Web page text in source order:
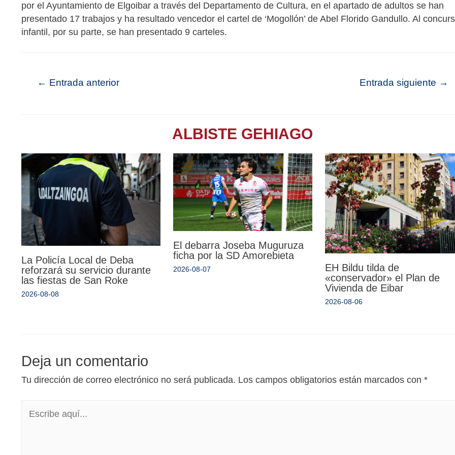
por el Ayuntamiento de Elgoibar a través del Departamento de Cultura, en el apartado de adultos se han
presentado 17 trabajos y ha resultado vencedor el cartel de ‘Mogollón’ de Abel Florido Gandullo. Al
infantil, por su parte, se han presentado 9 carteles.
← Entrada anterior Entrada siguiente →
ALBISTE GEHIAGO
La Policía Local de Deba
reforzará su servicio durante
las fiestas de San Roke
2026-08-08
El debarra Joseba Muguruza
ficha por la SD Amorebieta
2026-08-07
EH Bildu tilda de
«conservador» el Plan de
Vivienda de Eibar
2026-08-06
Deja un comentario
Tu dirección de correo electrónico no será publicada. Los campos obligatorios están marcados con *